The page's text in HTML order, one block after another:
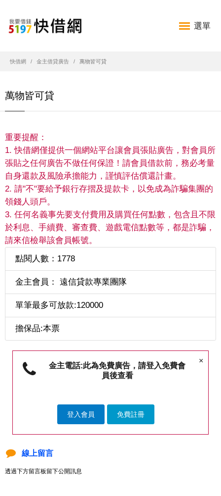
選單
快借網 金主借貸廣告 萬物皆可貸
萬物皆可貸
重要提醒：
1. 快借網僅提供一個網站平台讓會員張貼廣告，對會員所
張貼之任何廣告不做任何保證！請會員借款前，務必考量
自身還款及風險承擔能力，謹慎評估償還計畫。
2. 請"不"要給予銀行存摺及提款卡，以免成為詐騙集團的
領錢人頭戶。
3. 任何名義事先要支付費用及購買任何點數，包含且不限
於利息、手續費、審查費、遊戲電信點數等，都是詐騙，
請來信檢舉該會員帳號。
點閱人數：1778
金主會員： 遠信貸款專業團隊
單筆最多可放款:120000
擔保品:本票
×
金主電話:此為免費廣告，請登入免費會
員後查看
登入會員 免費註冊
線上留言
透過下方留言板留下公開訊息